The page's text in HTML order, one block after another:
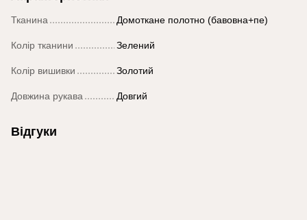
Тканина Домоткане полотно (бавовна+пе)
Колір тканини Зелений
Колір вишивки Золотий
Довжина рукава Довгий
Відгуки